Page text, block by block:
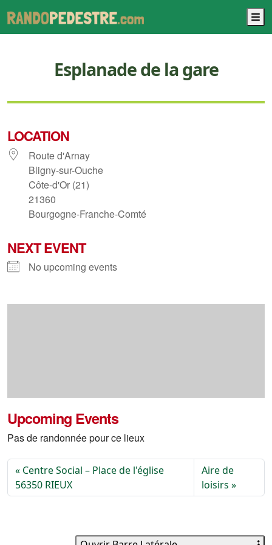
Esplanade de la gare
LOCATION
Route d'Arnay
Bligny-sur-Ouche
Côte-d'Or (21)
21360
Bourgogne-Franche-Comté
NEXT EVENT
No upcoming events
Upcoming Events
Pas de randonnée pour ce lieux
Centre Social – Place de l'église
56350 RIEUX
Aire de
loisirs